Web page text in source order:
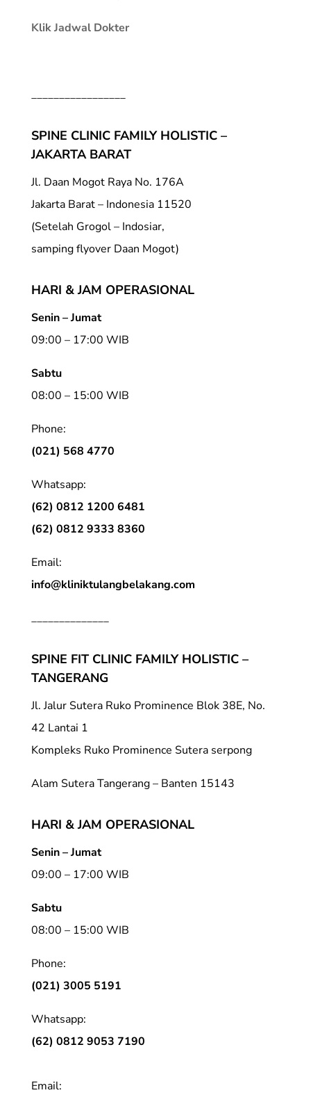
Klik Jadwal Dokter
_________________
SPINE CLINIC FAMILY HOLISTIC –
JAKARTA BARAT
Jl. Daan Mogot Raya No. 176A
Jakarta Barat – Indonesia 11520
(Setelah Grogol – Indosiar,
samping flyover Daan Mogot)
HARI & JAM OPERASIONAL
Senin – Jumat
09:00 – 17:00 WIB
Sabtu
08:00 – 15:00 WIB
Phone:
(021) 568 4770
Whatsapp:
(62) 0812 1200 6481
(62) 0812 9333 8360
Email:
info@kliniktulangbelakang.com
______________
SPINE FIT CLINIC FAMILY HOLISTIC –
TANGERANG
Jl. Jalur Sutera Ruko Prominence Blok 38E, No.
42 Lantai 1
Kompleks Ruko Prominence Sutera serpong
Alam Sutera Tangerang – Banten 15143
HARI & JAM OPERASIONAL
Senin – Jumat
09:00 – 17:00 WIB
Sabtu
08:00 – 15:00 WIB
Phone:
(021) 3005 5191
Whatsapp:
(62) 0812 9053 7190
Email: